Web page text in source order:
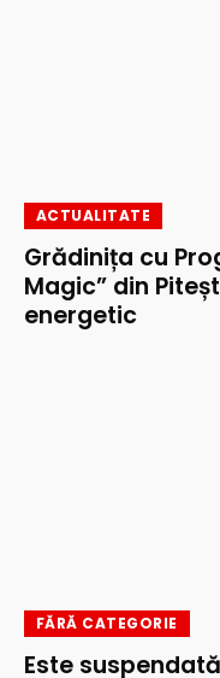
ACTUALITATE
Grădinița cu
Magic” din
energetic
FĂRĂ CATEGORIE
Este